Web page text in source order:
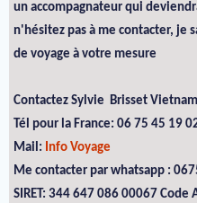
un accompagnateur qui
n'hésitez pas à me contacter, je
de voyage à votre mesure
Contactez Sylvie Brisset
Tél pour la France: 06 75 45 19
Mail: Info Voyage
Me contacter par whatsapp :
SIRET: 344 647 086 00067 Code